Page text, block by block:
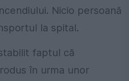
Nicio persoană
la spital.
faptul că
în urma unor